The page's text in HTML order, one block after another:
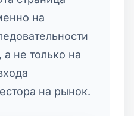
на
не только на
на рынок.